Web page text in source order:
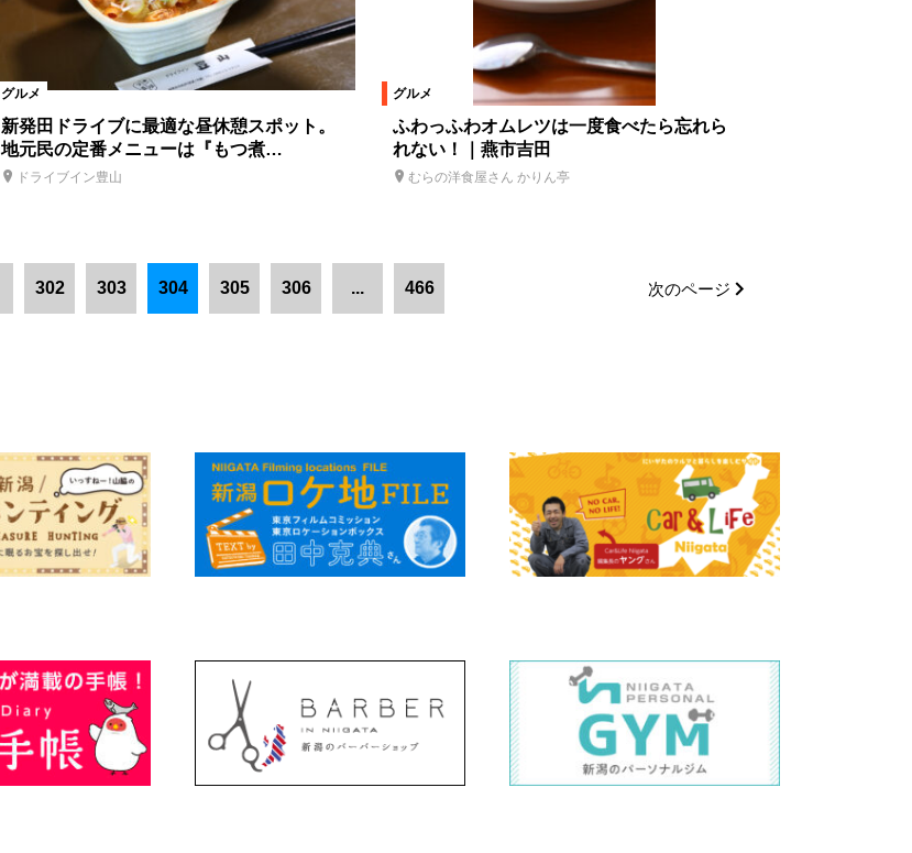
グルメ
新発田ドライブに最適な昼休憩スポット。
地元民の定番メニューは『もつ煮…
ドライブイン豊山
グルメ
ふわっふわオムレツは一度食べたら忘れら
れない！｜燕市吉田
むらの洋食屋さん かりん亭
302 303 304 305 306 ... 466 次のページ